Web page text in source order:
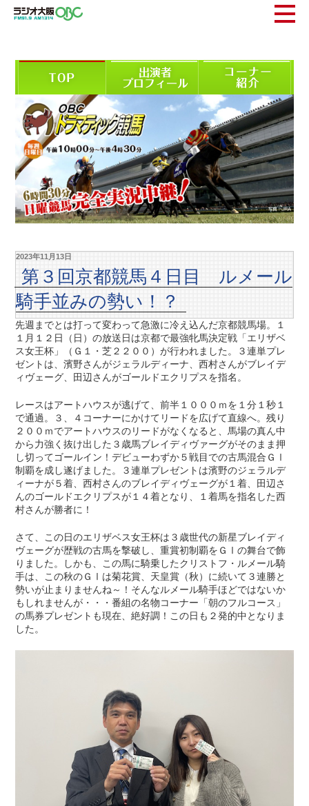
2023年11月13日
第３回京都競馬４日目 ルメール
騎手並みの勢い！？
先週までとは打って変わって急激に冷え込んだ京都競馬場。１
１月１２日（日）の放送日は京都で最強牝馬決定戦「エリザベ
ス女王杯」（Ｇ１・芝２２００）が行われました。３連単プレ
ゼントは、濱野さんがジェラルディーナ、西村さんがブレイデ
ィヴェーグ、田辺さんがゴールドエクリプスを指名。
レースはアートハウスが逃げて、前半１０００ｍを１分１秒１
で通過。３、４コーナーにかけてリードを広げて直線へ。残り
２００ｍでアートハウスのリードがなくなると、馬場の真ん中
から力強く抜け出した３歳馬ブレイディヴァーグがそのまま押
し切ってゴールイン！デビューわずか５戦目での古馬混合ＧⅠ
制覇を成し遂げました。３連単プレゼントは濱野のジェラルデ
ィーナが５着、西村さんのブレイディヴェーグが１着、田辺さ
んのゴールドエクリプスが１４着となり、１着馬を指名した西
村さんが勝者に！
さて、この日のエリザベス女王杯は３歳世代の新星ブレイディ
ヴェーグが歴戦の古馬を撃破し、重賞初制覇をＧⅠの舞台で飾
りました。しかも、この馬に騎乗したクリストフ・ルメール騎
手は、この秋のＧⅠは菊花賞、天皇賞（秋）に続いて３連勝と
勢いが止まりませんね～！そんなルメール騎手ほどではないか
もしれませんが・・・番組の名物コーナー「朝のフルコース」
の馬券プレゼントも現在、絶好調！この日も２発的中となりま
した。